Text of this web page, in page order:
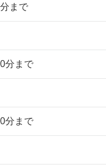
まで
分まで
分まで